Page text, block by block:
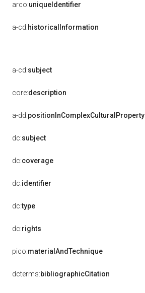
arco:uniqueIdentifier
a-cd:historicalInformation
a-cd:subject
core:description
a-dd:positionInComplexCulturalProperty
dc:subject
dc:coverage
dc:identifier
dc:type
dc:rights
pico:materialAndTechnique
dcterms:bibliographicCitation